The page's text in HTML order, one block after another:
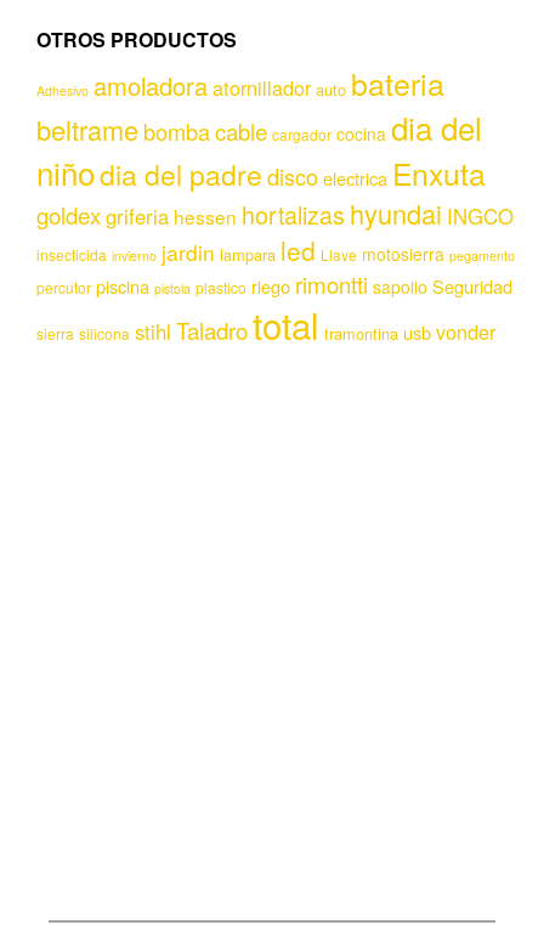
OTROS PRODUCTOS
Adhesivo amoladoraatornillador auto bateria
beltramebombacable cargador cocina dia del
niñodia del padrediscoelectrica Enxuta
goldexgriferia hessen hortalizas hyundai INGCO
insecticida invierno jardin lampara led Llave motosierra pegamento
percutor piscina pistola plastico riego rimontti sapolio Seguridad
sierra silicona stihl Taladrototal tramontina usbvonder